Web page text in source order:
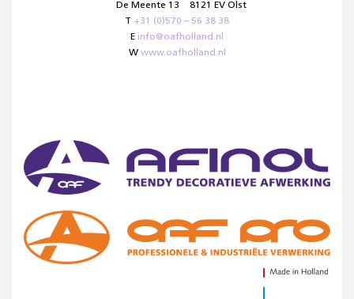
De Meente 13
8121 EV Olst
T +31 (0)570 – 56 38 38
E info@oafholland.nl
W www.oafholland.nl